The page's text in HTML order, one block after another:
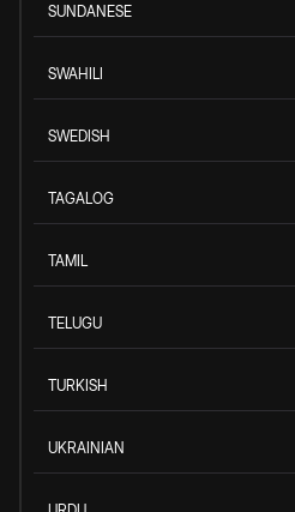
SUNDANESE
SWAHILI
SWEDISH
TAGALOG
TAMIL
TELUGU
TURKISH
UKRAINIAN